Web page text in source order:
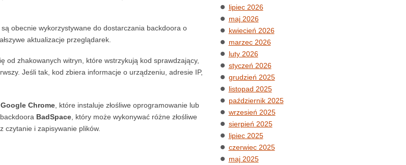
obecnie wykorzystywane do dostarczania backdoora o
aktualizacje przeglądarek.
od zhakowanych witryn, które wstrzykują kod sprawdzający,
Jeśli tak, kod zbiera informacje o urządzeniu, adresie IP,
Chrome , które instaluje złośliwe oprogramowanie lub
BadSpace , który może wykonywać różne złośliwe
czytanie i zapisywanie plików.
lipiec 2026
maj 2026
kwiecień 2026
marzec 2026
luty 2026
styczeń 2026
grudzień 2025
listopad 2025
październik 2025
wrzesień 2025
sierpień 2025
lipiec 2025
czerwiec 2025
maj 2025